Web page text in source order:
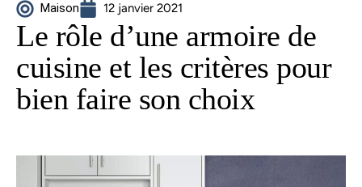
Maison 12 janvier 2021
Le rôle d’une armoire de
cuisine et les critères pour
bien faire son choix